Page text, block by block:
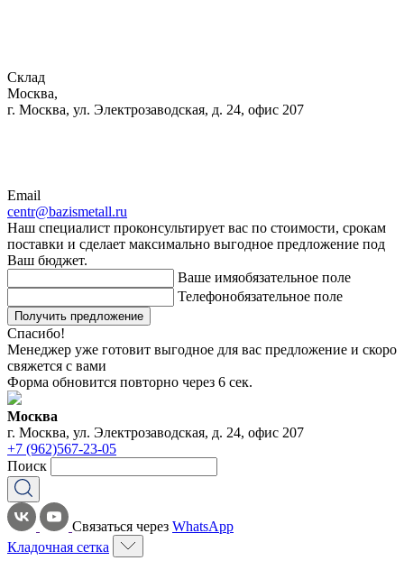
Склад
Москва,
г. Москва, ул. Электрозаводская, д. 24, офис 207
Email
centr@bazismetall.ru
Наш специалист проконсультирует вас по стоимости, срокам
поставки и сделает максимально выгодное предложение под
Ваш бюджет.
Ваше имяобязательное поле
Телефонобязательное поле
Получить предложение
Спасибо!
Менеджер уже готовит выгодное для вас предложение и скоро
свяжется с вами
Форма обновится повторно через 6 сек.
Москва
г. Москва, ул. Электрозаводская, д. 24, офис 207
+7 (962)567-23-05
Поиск
Связаться через WhatsApp
Кладочная сетка